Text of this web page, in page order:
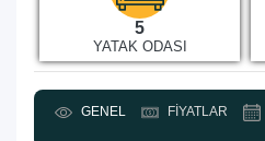
5
YATAK ODASI
GENEL FIYATLAR